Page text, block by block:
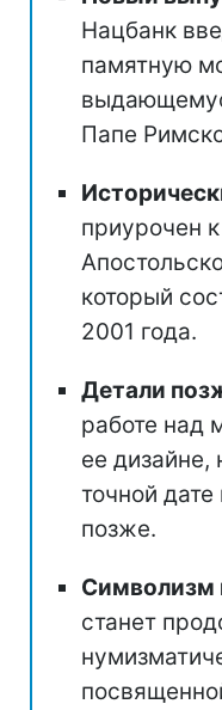
Нацбанк
памятную
Папе
приурочен
который
2001 года.
Детали
работе над
ее
точной
позже.
Символизм
станет